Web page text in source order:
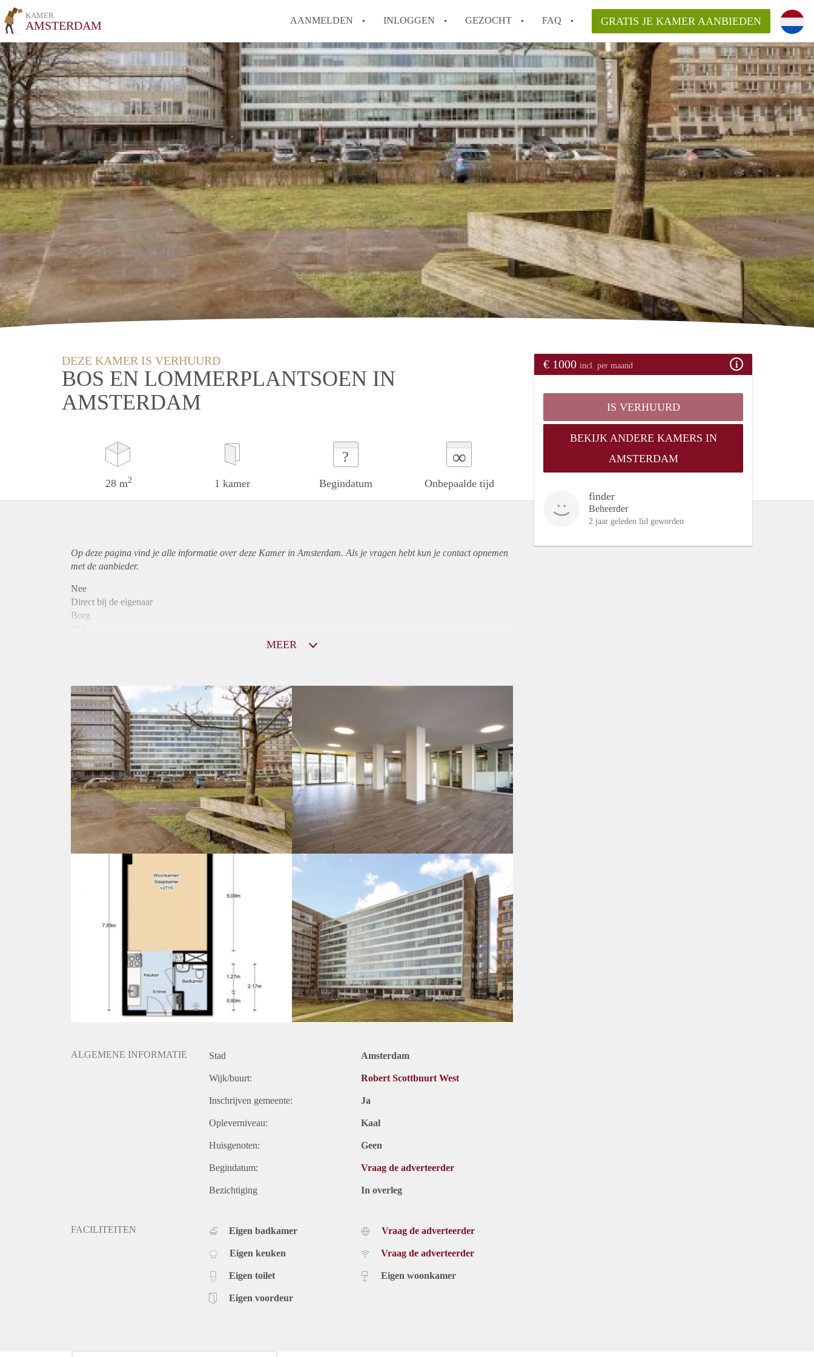
KAMER
AMSTERDAM AANMELDEN INLOGGEN GEZOCHT FAQ
Wat is het puntensysteem voor een onzelfstandige woonruimte (kamer) in
Amsterdam?
Wat zijn de opzegtermijnen bij een kamer in Amsterdam?
Wat zijn de populairste zoektermen voor een kamer in Amsterdam en wat
betekent dit voor jou als zoeker?
Wat is een studentenkamer in Amsterdam?
Waarom geen bemiddelingskosten voor de huurder?
Alle veelgestelde vragen
GRATIS JE KAMER AANBIEDEN
DEZE KAMER IS VERHUURD
BOS EN LOMMERPLANTSOEN IN
AMSTERDAM
28 m2 1 kamer
?
Begindatum
∞
Onbepaalde tijd
€ 1000 incl. per maand
IS VERHUURD
BEKIJK ANDERE KAMERS IN
AMSTERDAM
finder
Beheerder
2 jaar geleden lid geworden
Op deze pagina vind je alle informatie over deze Kamer in Amsterdam. Als je vragen hebt kun je contact opnemen
met de aanbieder.
Nee
Direct bij de eigenaar
Borg
Inkomen eis
N.V.T.
Huurtermijn
Onbepaalde termijn
Oplevering
Kaal
MEER
ALGEMENE INFORMATIE Stad Amsterdam
Wijk/buurt: Robert Scottbuurt West
Inschrijven gemeente: Ja
Opleverniveau: Kaal
Huisgenoten: Geen
Begindatum: Vraag de adverteerder
Bezichtiging In overleg
FACILITEITEN Eigen badkamer
Eigen keuken
Eigen toilet
Eigen voordeur
Vraag de adverteerder
Vraag de adverteerder
Eigen woonkamer